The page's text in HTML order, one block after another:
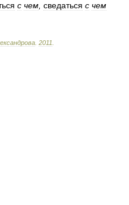
с чем сведаться с чем
2011